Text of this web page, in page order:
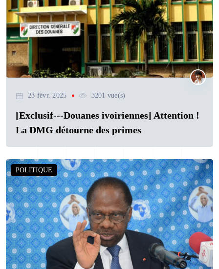
23 févr. 2025 3201 vue(s)
[Exclusif---Douanes ivoiriennes] Attention !
La DMG détourne des primes
POLITIQUE